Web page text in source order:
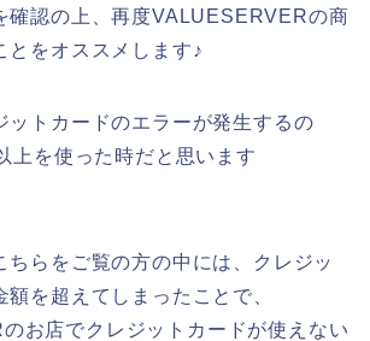
確認の上、再度VALUESERVERの商
とをオススメします♪
ットカードのエラーが発生するの
上を使った時だと思います
ちらをご覧の方の中には、クレジッ
額を超えてしまったことで、
お店でクレジットカードが使えない